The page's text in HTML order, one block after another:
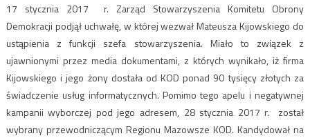
17 stycznia 2017 r. Zarząd Stowarzyszenia Komitetu Obrony
Demokracji podjął uchwałę, w której wezwał Mateusza Kijowskiego do
ustąpienia z funkcji szefa stowarzyszenia. Miało to związek z
ujawnionymi przez media dokumentami, z których wynikało, iż firma
Kijowskiego i jego żony dostała od KOD ponad 90 tysięcy złotych za
świadczenie usług informatycznych. Pomimo tego apelu i negatywnej
kampanii wyborczej pod jego adresem, 28 stycznia 2017 r. został
wybrany przewodniczącym Regionu Mazowsze KOD. Kandydował na